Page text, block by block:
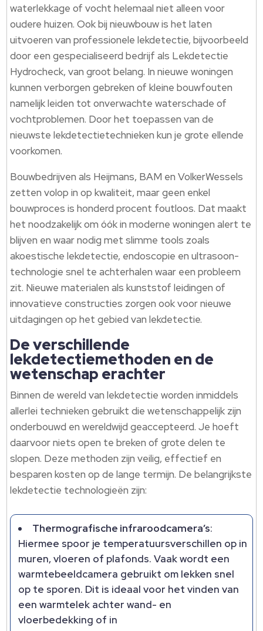
waterlekkage of vocht helemaal niet alleen voor
oudere huizen. Ook bij nieuwbouw is het laten
uitvoeren van professionele lekdetectie, bijvoorbeeld
door een gespecialiseerd bedrijf als Lekdetectie
Hydrocheck, van groot belang. In nieuwe woningen
kunnen verborgen gebreken of kleine bouwfouten
namelijk leiden tot onverwachte waterschade of
vochtproblemen. Door het toepassen van de
nieuwste lekdetectietechnieken kun je grote ellende
voorkomen.
Bouwbedrijven als Heijmans, BAM en VolkerWessels
zetten volop in op kwaliteit, maar geen enkel
bouwproces is honderd procent foutloos. Dat maakt
het noodzakelijk om óók in moderne woningen alert te
blijven en waar nodig met slimme tools zoals
akoestische lekdetectie, endoscopie en ultrasoon-
technologie snel te achterhalen waar een probleem
zit. Nieuwe materialen als kunststof leidingen of
innovatieve constructies zorgen ook voor nieuwe
uitdagingen op het gebied van lekdetectie.
De verschillende
lekdetectiemethoden en de
wetenschap erachter
Binnen de wereld van lekdetectie worden inmiddels
allerlei technieken gebruikt die wetenschappelijk zijn
onderbouwd en wereldwijd geaccepteerd. Je hoeft
daarvoor niets open te breken of grote delen te
slopen. Deze methoden zijn veilig, effectief en
besparen kosten op de lange termijn. De belangrijkste
lekdetectie technologieën zijn:
Thermografische infraroodcamera’s:
Hiermee spoor je temperatuursverschillen op in
muren, vloeren of plafonds. Vaak wordt een
warmtebeeldcamera gebruikt om lekken snel
op te sporen. Dit is ideaal voor het vinden van
een warmtelek achter wand- en
vloerbedekking of in